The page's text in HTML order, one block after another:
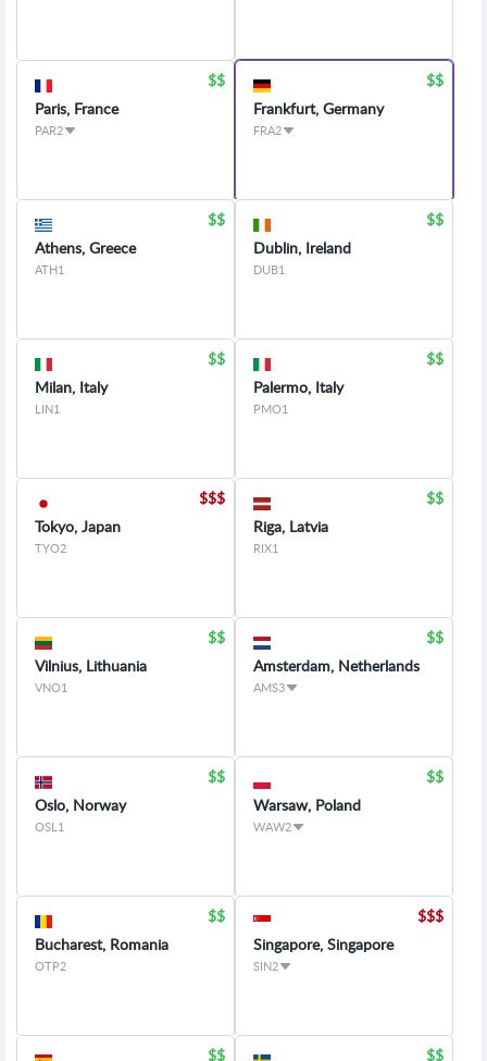
Paris, France
PAR2
Frankfurt, Germany
FRA2
Athens, Greece
ATH1
Dublin, Ireland
DUB1
Milan, Italy
LIN1
Palermo, Italy
PMO1
Tokyo, Japan
TYO2
Riga, Latvia
RIX1
Vilnius, Lithuania
VNO1
Amsterdam, Netherlands
AMS3
Oslo, Norway
OSL1
Warsaw, Poland
WAW2
Bucharest, Romania
OTP2
Singapore, Singapore
SIN2